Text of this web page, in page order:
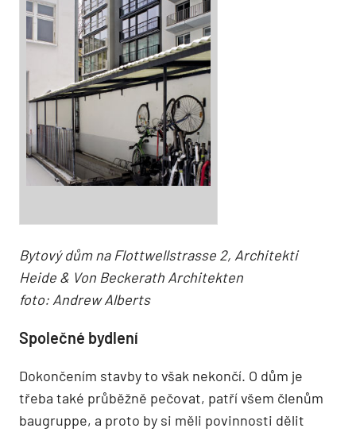
Bytový dům na Flottwellstrasse 2, Architekti
Heide & Von Beckerath Architekten
foto: Andrew Alberts
Společné bydlení
Dokončením stavby to však nekončí. O dům je
třeba také průběžně pečovat, patří všem členům
baugruppe, a proto by si měli povinnosti dělit